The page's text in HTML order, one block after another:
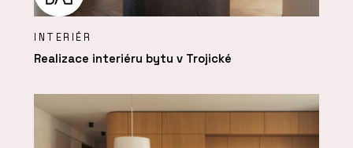
INTERIÉR
Realizace interiéru bytu v Trojické